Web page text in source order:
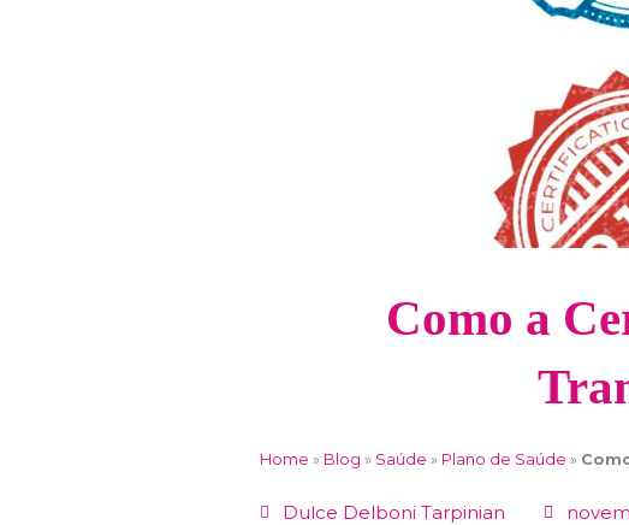
Como a
Home » Blog » Saúde » Plano de Saúde »
Dulce Delboni Tarpinian